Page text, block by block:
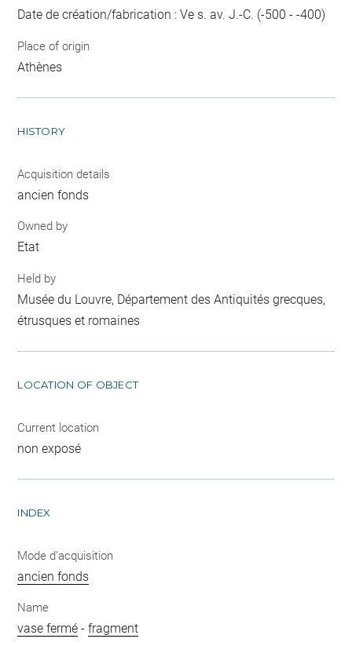
Date de création/fabrication : Ve s. av. J.-C. (-500 - -400)
Place of origin
Athènes
HISTORY
Acquisition details
ancien fonds
Owned by
Etat
Held by
Musée du Louvre, Département des Antiquités grecques,
étrusques et romaines
LOCATION OF OBJECT
Current location
non exposé
INDEX
Mode d'acquisition
ancien fonds
Name
vase fermé -fragment